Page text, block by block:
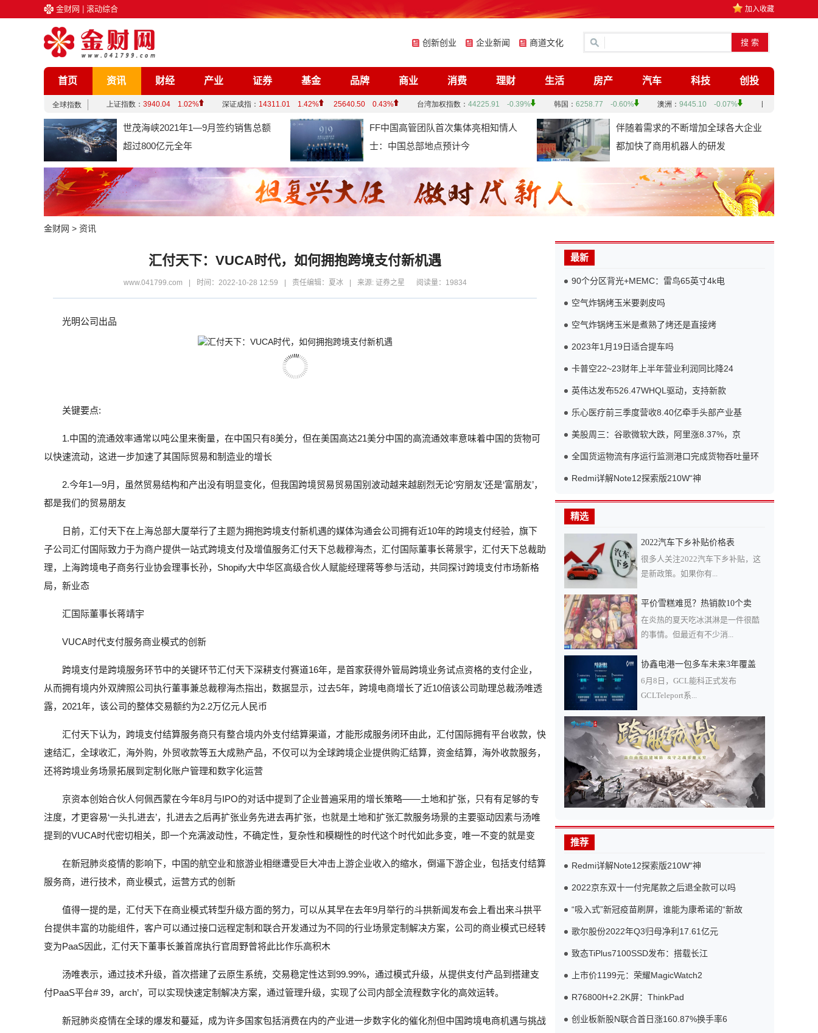
金财网 滚动综合 加入收藏
创新创业 企业新闻 商道文化
首页 资讯 财经 产业 证券 基金 品牌 商业 消费 理财 生活 房产 汽车 科技 创投
企业 文化 娱乐
综合
世茂海峡2021年1—9月签约销售总额
超过800亿元全年
FF中国高管团队首次集体亮相知情人
士：中国总部地点预计今
伴随着需求的不断增加全球各大企业
都加快了商用机器人的研发
金财网 > 资讯
汇付天下：VUCA时代，如何拥抱跨境支付新机遇
www.041799.com 时间：2022-10-28 12:59 责任编辑：夏冰 来源: 证券之星 阅读量：19834
光明公司出品
关键要点:
1.中国的流通效率通常以吨公里来衡量，在中国只有8美分，但在美国高达21美分中国的高流通效率意味着中国的货物可
以快速流动，这进一步加速了其国际贸易和制造业的增长
2.今年1—9月，虽然贸易结构和产出没有明显变化，但我国跨境贸易贸易国别波动越来越剧烈无论‘穷朋友’还是‘富朋友’，
都是我们的贸易朋友
日前，汇付天下在上海总部大厦举行了主题为拥抱跨境支付新机遇的媒体沟通会公司拥有近10年的跨境支付经验，旗下
子公司汇付国际致力于为商户提供一站式跨境支付及增值服务汇付天下总裁穆海杰，汇付国际董事长蒋景宇，汇付天下总裁助
理，上海跨境电子商务行业协会理事长孙，Shopify大中华区高级合伙人赋能经理蒋等参与活动，共同探讨跨境支付市场新格
局，新业态
汇国际董事长蒋靖宇
VUCA时代支付服务商业模式的创新
跨境支付是跨境服务环节中的关键环节汇付天下深耕支付赛道16年，是首家获得外管局跨境业务试点资格的支付企业，
从而拥有境内外双牌照公司执行董事兼总裁穆海杰指出，数据显示，过去5年，跨境电商增长了近10倍该公司助理总裁汤唯透
露，2021年，该公司的整体交易额约为2.2万亿元人民币
汇付天下认为，跨境支付结算服务商只有整合境内外支付结算渠道，才能形成服务闭环由此，汇付国际拥有平台收款，快
速结汇，全球收汇，海外购，外贸收款等五大成熟产品，不仅可以为全球跨境企业提供购汇结算，资金结算，海外收款服务，
还将跨境业务场景拓展到定制化账户管理和数字化运营
京资本创始合伙人何佩西蒙在今年8月与IPO的对话中提到了企业普遍采用的增长策略——土地和扩张，只有有足够的专
注度，才更容易‘一头扎进去’，扎进去之后再扩张业务先进去再扩张，也就是土地和扩张汇款服务场景的主要驱动因素与汤唯
提到的VUCA时代密切相关，即一个充满波动性，不确定性，复杂性和模糊性的时代这个时代如此多变，唯一不变的就是变
在新冠肺炎疫情的影响下，中国的航空业和旅游业相继遭受巨大冲击上游企业收入的缩水，倒逼下游企业，包括支付结算
服务商，进行技术，商业模式，运营方式的创新
值得一提的是，汇付天下在商业模式转型升级方面的努力，可以从其早在去年9月举行的斗拱新闻发布会上看出来斗拱平
台提供丰富的功能组件，客户可以通过接口远程定制和联合开发通过为不同的行业场景定制解决方案，公司的商业模式已经转
变为PaaS因此，汇付天下董事长兼首席执行官周野曾将此比作乐高积木
汤唯表示，通过技术升级，首次搭建了云原生系统，交易稳定性达到99.99%，通过模式升级，从提供支付产品到搭建支
付PaaS平台# 39，arch’，可以实现快速定制解决方案，通过管理升级，实现了公司内部全流程数字化的高效运转。
新冠肺炎疫情在全球的爆发和蔓延，成为许多国家包括消费在内的产业进一步数字化的催化剂但中国跨境电商机遇与挑战
最新
90个分区背光+MEMC：雷鸟65英寸4k电
空气炸锅烤玉米要剥皮吗
空气炸锅烤玉米是煮熟了烤还是直接烤
2023年1月19日适合提车吗
卡普空22~23财年上半年营业利润同比降24
英伟达发布526.47WHQL驱动，支持新款
乐心医疗前三季度营收8.40亿牵手头部产业基
美股周三：谷歌微软大跌，阿里涨8.37%，京
全国货运物流有序运行监测港口完成货物吞吐量环
Redmi详解Note12探索版210W“神
精选
2022汽车下乡补贴价格表
很多人关注2022汽车下乡补贴，这
是新政策。如果你有...
平价雪糕难觅？热销款10个卖
在炎热的夏天吃冰淇淋是一件很酷
的事情。但最近有不少消...
协鑫电港一包多车未来3年覆盖
6月8日，GCL能科正式发布
GCLTeleport系...
推荐
Redmi详解Note12探索版210W“神
2022京东双十一付完尾款之后退全款可以吗
“吸入式”新冠疫苗刷屏，谁能为康希诺的“新故
歌尔股份2022年Q3归母净利17.61亿元
致态TiPlus7100SSD发布：搭载长江
上市价1199元：荣耀MagicWatch2
R76800H+2.2K屏：ThinkPad
创业板新股N联合首日涨160.87%换手率6